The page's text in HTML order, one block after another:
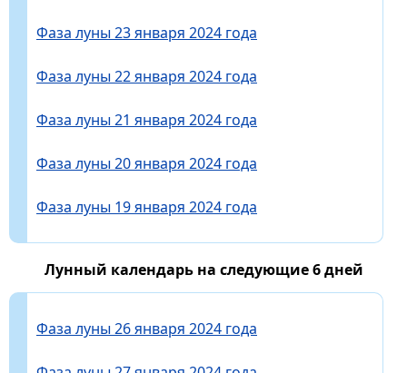
Фаза луны 23 января 2024 года
Фаза луны 22 января 2024 года
Фаза луны 21 января 2024 года
Фаза луны 20 января 2024 года
Фаза луны 19 января 2024 года
Лунный календарь на следующие 6 дней
Фаза луны 26 января 2024 года